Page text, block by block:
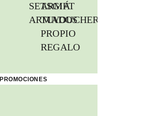
SETS
ARMADOS
ARMÁ
TU
PROPIO
REGALO
GIFT
VOUCHER
PROMOCIONES